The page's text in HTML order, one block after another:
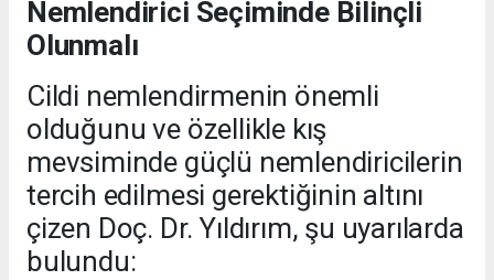
Nemlendirici Seçiminde Bilinçli
Olunmalı
Cildi nemlendirmenin önemli
olduğunu ve özellikle kış
mevsiminde güçlü nemlendiricilerin
tercih edilmesi gerektiğinin altını
çizen Doç. Dr. Yıldırım, şu uyarılarda
bulundu: